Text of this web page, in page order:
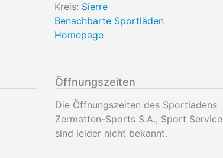
Kreis: Sierre
Benachbarte Sportläden
Homepage
Öffnungszeiten
Die Öffnungszeiten des Sportladens
Zermatten-Sports S.A., Sport Service
sind leider nicht bekannt.